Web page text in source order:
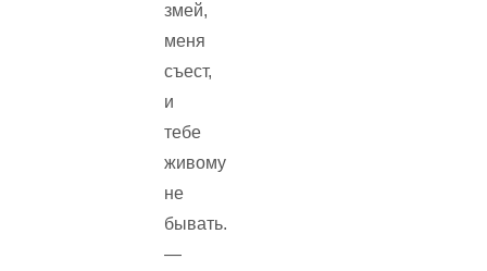
змей,
меня
съест,
и
тебе
живому
не
бывать.
—